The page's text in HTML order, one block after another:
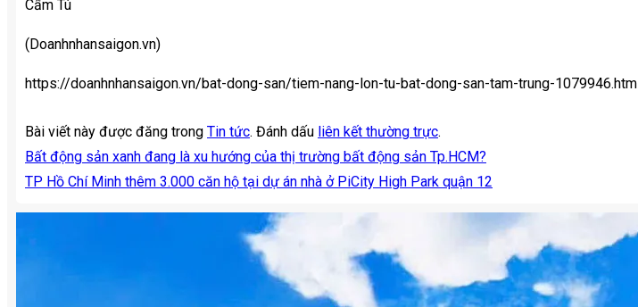
Cẩm Tú
(Doanhnhansaigon.vn)
https://doanhnhansaigon.vn/bat-dong-san/tiem-nang-lon-tu-bat-dong-san-tam-trung-1079946.html
Bài viết này được đăng trong Tin tức. Đánh dấu liên kết thường trực.
Bất động sản xanh đang là xu hướng của thị trường bất động sản Tp.HCM?
TP Hồ Chí Minh thêm 3.000 căn hộ tại dự án nhà ở PiCity High Park quận 12